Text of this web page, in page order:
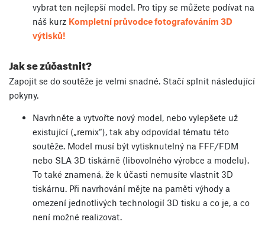
vybrat ten nejlepší model. Pro tipy se můžete podívat na
náš kurz Kompletní průvodce fotografováním 3D
výtisků!
Jak se zúčastnit?
Zapojit se do soutěže je velmi snadné. Stačí splnit následující
pokyny.
Navrhněte a vytvořte nový model, nebo vylepšete už
existující („remix“), tak aby odpovídal tématu této
soutěže. Model musí být vytisknutelný na FFF/FDM
nebo SLA 3D tiskárně (libovolného výrobce a modelu).
To také znamená, že k účasti nemusíte vlastnit 3D
tiskárnu. Při navrhování mějte na paměti výhody a
omezení jednotlivých technologií 3D tisku a co je, a co
není možné realizovat.